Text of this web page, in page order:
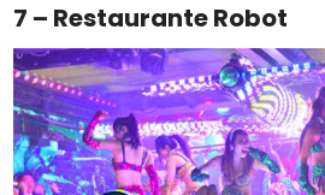
7 – Restaurante Robot